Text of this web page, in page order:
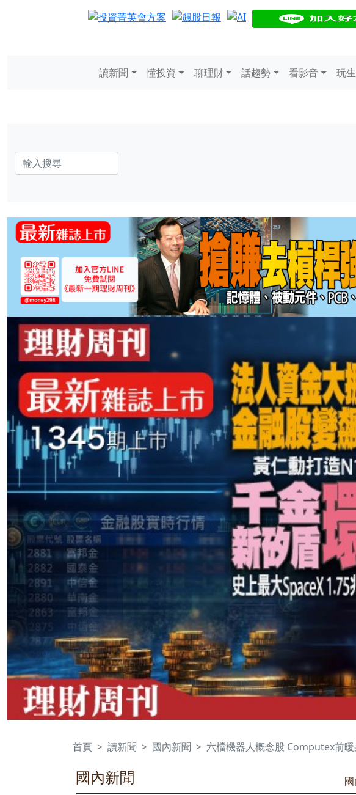
讀新聞 懂投資 聊理財 話趨勢 看影音 玩
首頁 讀新聞 國內新聞 六檔機器人概念股 Computex前暖
國內新聞